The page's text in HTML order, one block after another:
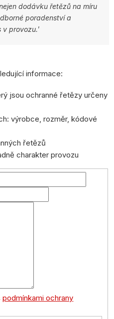
dodávku řetězů na míru
poradenství a
v provozu.'
informace:
jsou ochranné řetězy určeny
výrobce, rozměr, kódové
řetězů
charakter provozu
podmínkami ochrany